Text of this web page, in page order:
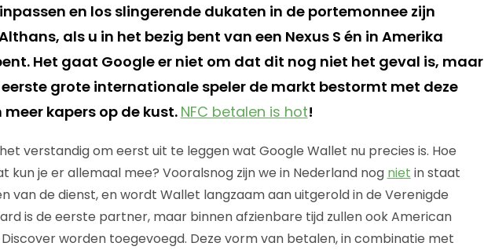
en los slingerende dukaten in de portemonnee zijn
als u in het bezig bent van een Nexus S én in Amerika
Het gaat Google er niet om dat dit nog niet het geval is, maar
grote internationale speler de markt bestormt met deze
meer kapers op de kust. NFC betalen is hot!
verstandig om eerst uit te leggen wat Google Wallet nu precies is. Hoe
kun je er allemaal mee? Vooralsnog zijn we in Nederland nog niet in staat
van de dienst, en wordt Wallet langzaam aan uitgerold in de Verenigde
is de eerste partner, maar binnen afzienbare tijd zullen ook American
Discover worden toegevoegd. Deze vorm van betalen, in combinatie met